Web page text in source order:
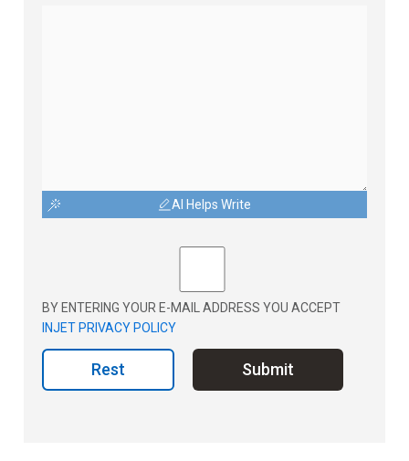
AI Helps Write
BY ENTERING YOUR E-MAIL ADDRESS YOU ACCEPT
INJET PRIVACY POLICY
Rest Submit